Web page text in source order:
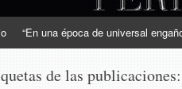
“En una época de universal
de las publicaciones: